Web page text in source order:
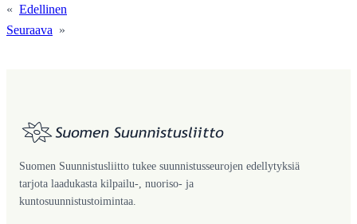
« Edellinen
Seuraava »
Suomen Suunnistusliitto tukee suunnistusseurojen edellytyksiä
tarjota laadukasta kilpailu-, nuoriso- ja
kuntosuunnistustoimintaa.